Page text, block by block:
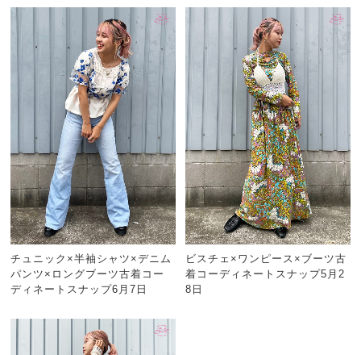
チュニック×半袖シャツ×デニム
パンツ×ロングブーツ古着コー
ディネートスナップ6月7日
ビスチェ×ワンピース×ブーツ古
着コーディネートスナップ5月2
8日